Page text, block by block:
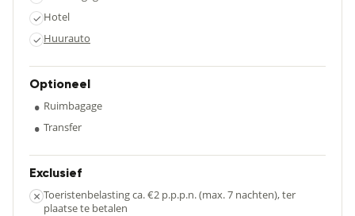
✓ Hotel
✓ Huurauto
Optioneel
• Ruimbagage
• Transfer
Exclusief
× Toeristenbelasting ca. €2 p.p.p.n. (max. 7 nachten), ter
plaatse te betalen